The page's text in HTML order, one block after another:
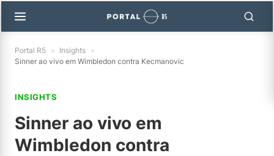
Portal R5 » Insights »
Sinner ao vivo em Wimbledon contra Kecmanovic
INSIGHTS
Sinner ao vivo em
Wimbledon contra